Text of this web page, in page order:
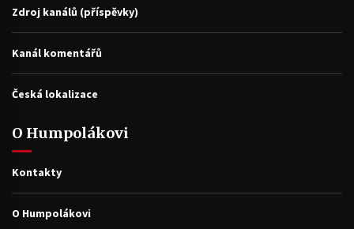
Zdroj kanálů (příspěvky)
Kanál komentářů
Česká lokalizace
O Humpolákovi
Kontakty
O Humpolákovi